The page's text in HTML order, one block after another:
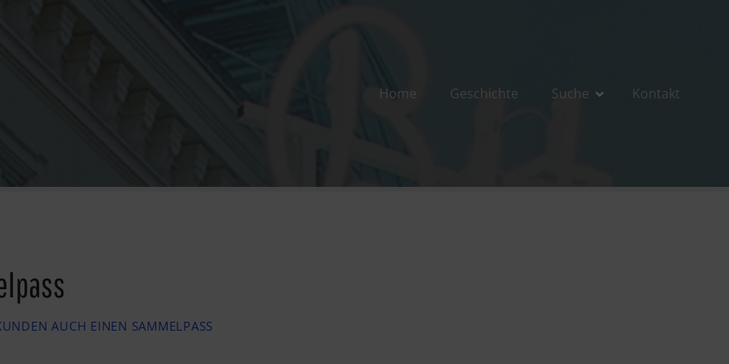
Home Geschichte Suche Kontakt
AUCH EINEN SAMMELPASS